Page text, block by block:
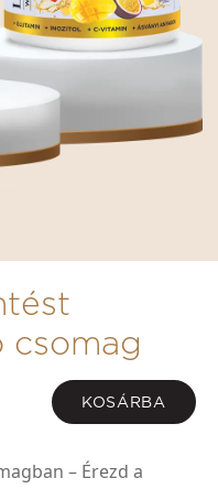
csomag
KOSÁRBA
– Érezd a